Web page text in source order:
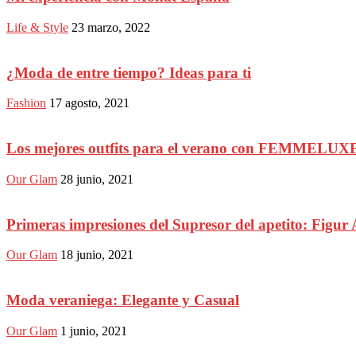
Life & Style 23 marzo, 2022
¿Moda de entre tiempo? Ideas para ti
Fashion 17 agosto, 2021
Los mejores outfits para el verano con
Our Glam 28 junio, 2021
Primeras impresiones del Supresor del apetito: Figur
Our Glam 18 junio, 2021
Moda veraniega: Elegante y Casual
Our Glam 1 junio, 2021